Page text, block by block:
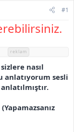
#1
reklam
nasıl
anlatıyorum sesli